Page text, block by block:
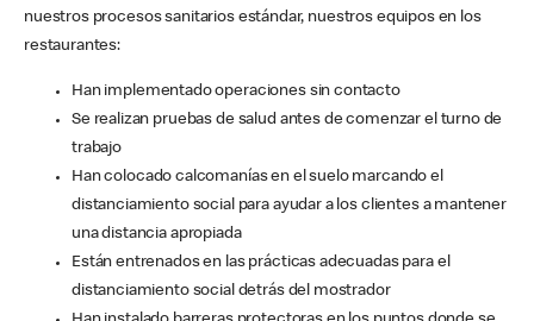
nuestros procesos sanitarios estándar, nuestros equipos en los
restaurantes:
Han implementado operaciones sin contacto
Se realizan pruebas de salud antes de comenzar el turno de
trabajo
Han colocado calcomanías en el suelo marcando el
distanciamiento social para ayudar a los clientes a mantener
una distancia apropiada
Están entrenados en las prácticas adecuadas para el
distanciamiento social detrás del mostrador